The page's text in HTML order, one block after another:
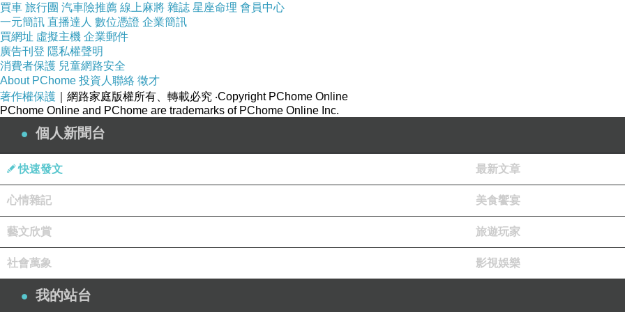
✨野口小波特別推薦｜伊頓食品果乾，療癒系零食的幸福滋味來啦！✨
喜歡嘴饞時來點清爽不負擔的小零食嗎？
這次野口小波要真心推薦我最近超愛的
每一包都可愛到捨不得拆，重點是果香自然、Q彈順口，追劇、下午茶、工作嘴饞、出門隨身帶都超適合
草莓、水蜜桃、芭樂三種人氣口味，每一款都有讓人一吃上癮的小驚喜，真的超值得囤貨團購！
買車 旅行團 汽車險推薦 線上麻將 雜誌 星座命理 會員中心
一元簡訊 直播達人 數位憑證 企業簡訊
買網址 虛擬主機 企業郵件
廣告刊登 隱私權聲明
消費者保護 兒童網路安全
About PChome 投資人聯絡 徵才
著作權保護 ｜網路家庭版權所有、轉載必究 ‧Copyright PChome Online
PChome Online and PChome are trademarks of PChome Online Inc.
個人新聞台
快速發文 最新文章
心情雜記 美食饗宴
藝文欣賞 旅遊玩家
社會萬象 影視娛樂
我的站台